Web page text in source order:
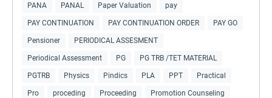
PANA PANAL Paper Valuation pay
PAY CONTINUATION PAY CONTINUATION ORDER PAY GO
Pensioner PERIODICAL ASSESMENT
Periodical Assessment PG PG TRB /TET MATERIAL
PGTRB Physics Pindics PLA PPT Practical
Pro proceding Proceeding Promotion Counseling